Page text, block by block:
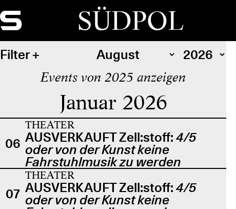
SÜDPOL
Filter
Events von 2025 anzeigen
Januar 2026
06
THEATER
AUSVERKAUFT Zell:stoff: 4/5
oder von der Kunst keine
Fahrstuhlmusik zu werden
07
THEATER
AUSVERKAUFT Zell:stoff: 4/5
oder von der Kunst keine